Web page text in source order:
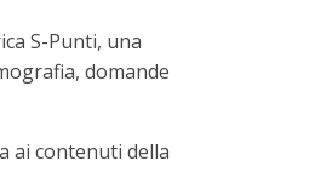
S-Punti, una
domande
ai contenuti della